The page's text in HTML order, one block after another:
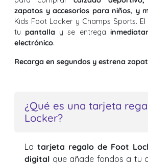
zapatos y accesorios para niños, y
Kids Foot Locker y Champs Sports.
tu pantalla y se entrega
electrónico.
Recarga en segundos y estrena
¿Qué es una tarjeta
Locker?
La tarjeta regalo de Foot
digital que añade fondos a tu